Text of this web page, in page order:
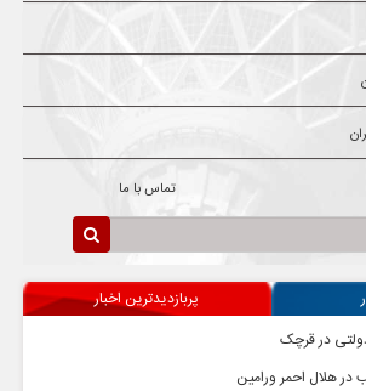
تماس با ما
پربازدیدترین اخبار
در قرچک